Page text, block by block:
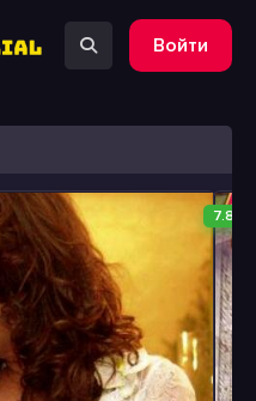
Войти
7.8